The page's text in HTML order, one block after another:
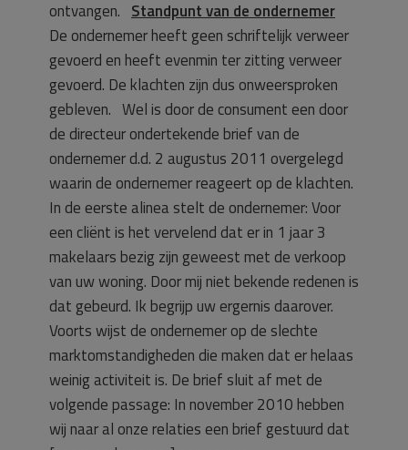
ontvangen. Standpunt van de ondernemer
De ondernemer heeft geen schriftelijk verweer
gevoerd en heeft evenmin ter zitting verweer
gevoerd. De klachten zijn dus onweersproken
gebleven. Wel is door de consument een door
de directeur ondertekende brief van de
ondernemer d.d. 2 augustus 2011 overgelegd
waarin de ondernemer reageert op de klachten.
In de eerste alinea stelt de ondernemer: Voor
een cliënt is het vervelend dat er in 1 jaar 3
makelaars bezig zijn geweest met de verkoop
van uw woning. Door mij niet bekende redenen is
dat gebeurd. Ik begrijp uw ergernis daarover.
Voorts wijst de ondernemer op de slechte
marktomstandigheden die maken dat er helaas
weinig activiteit is. De brief sluit af met de
volgende passage: In november 2010 hebben
wij naar al onze relaties een brief gestuurd dat